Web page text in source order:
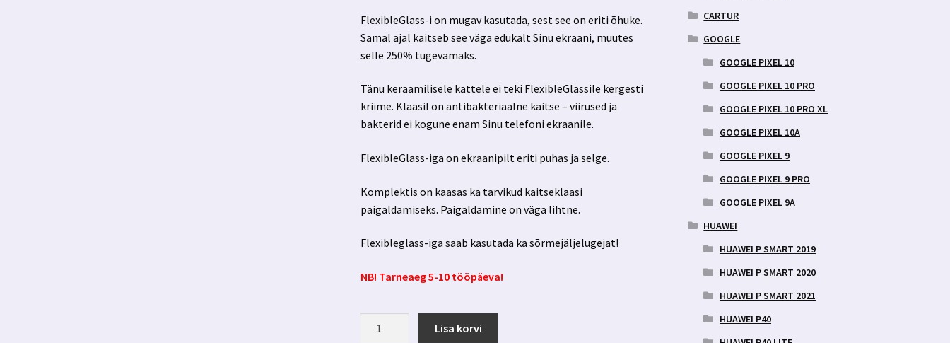
FlexibleGlass-i on mugav kasutada, sest see on eriti õhuke.
Samal ajal kaitseb see väga edukalt Sinu ekraani, muutes
selle 250% tugevamaks.
Tänu keraamilisele kattele ei teki FlexibleGlassile kergesti
kriime. Klaasil on antibakteriaalne kaitse – viirused ja
bakterid ei kogune enam Sinu telefoni ekraanile.
FlexibleGlass-iga on ekraanipilt eriti puhas ja selge.
Komplektis on kaasas ka tarvikud kaitseklaasi
paigaldamiseks. Paigaldamine on väga lihtne.
Flexibleglass-iga saab kasutada ka sõrmejäljelugejat!
NB! Tarneaeg 5-10 tööpäeva!
Lisa korvi
CARTUR
GOOGLE
GOOGLE PIXEL 10
GOOGLE PIXEL 10 PRO
GOOGLE PIXEL 10 PRO XL
GOOGLE PIXEL 10A
GOOGLE PIXEL 9
GOOGLE PIXEL 9 PRO
GOOGLE PIXEL 9A
HUAWEI
HUAWEI P SMART 2019
HUAWEI P SMART 2020
HUAWEI P SMART 2021
HUAWEI P40